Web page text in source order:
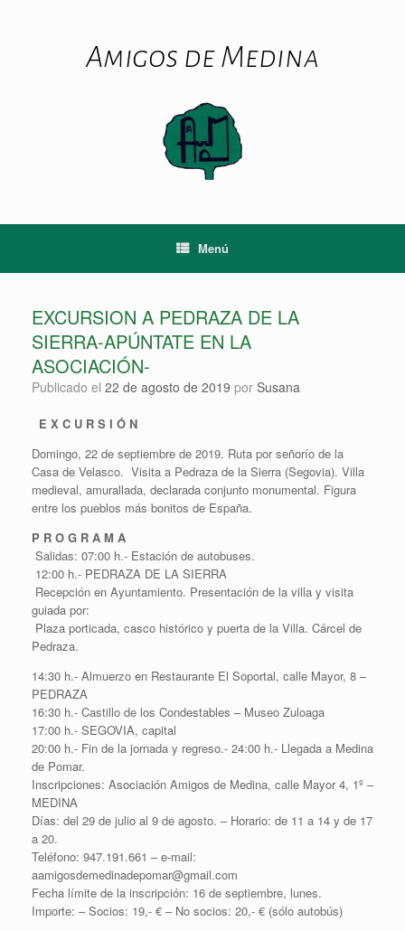
Amigos de Medina
Menú
EXCURSION A PEDRAZA DE LA
SIERRA-APÚNTATE EN LA
ASOCIACIÓN-
Publicado el 22 de agosto de 2019 por Susana
E X C U R S I Ó N
Domingo, 22 de septiembre de 2019. Ruta por señorío de la
Casa de Velasco. Visita a Pedraza de la Sierra (Segovia). Villa
medieval, amurallada, declarada conjunto monumental. Figura
entre los pueblos más bonitos de España.
P R O G R A M A
Salidas: 07:00 h.- Estación de autobuses.
12:00 h.- PEDRAZA DE LA SIERRA
Recepción en Ayuntamiento. Presentación de la villa y visita
guiada por:
Plaza porticada, casco histórico y puerta de la Villa. Cárcel de
Pedraza.
14:30 h.- Almuerzo en Restaurante El Soportal, calle Mayor, 8 –
PEDRAZA
16:30 h.- Castillo de los Condestables – Museo Zuloaga
17:00 h.- SEGOVIA, capital
20:00 h.- Fin de la jornada y regreso.- 24:00 h.- Llegada a Medina
de Pomar.
Inscripciones: Asociación Amigos de Medina, calle Mayor 4, 1º –
MEDINA
Días: del 29 de julio al 9 de agosto. – Horario: de 11 a 14 y de 17
a 20.
Teléfono: 947.191.661 – e-mail:
aamigosdemedinadepomar@gmail.com
Fecha límite de la inscripción: 16 de septiembre, lunes.
Importe: – Socios: 19,- € – No socios: 20,- € (sólo autobús)